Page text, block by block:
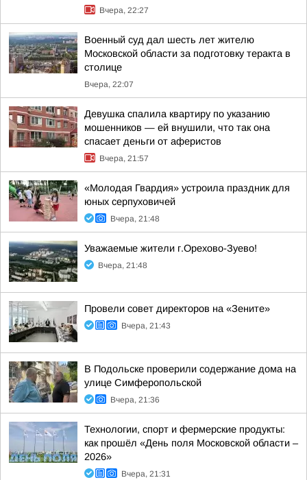
Вчера, 22:27
Военный суд дал шесть лет жителю
Московской области за подготовку теракта в
столице
Вчера, 22:07
Девушка спалила квартиру по указанию
мошенников — ей внушили, что так она
спасает деньги от аферистов
Вчера, 21:57
«Молодая Гвардия» устроила праздник для
юных серпуховичей
Вчера, 21:48
Уважаемые жители г.Орехово-Зуево!
Вчера, 21:48
Провели совет директоров на «Зените»
Вчера, 21:43
В Подольске проверили содержание дома на
улице Симферопольской
Вчера, 21:36
Технологии, спорт и фермерские продукты:
как прошёл «День поля Московской области –
2026»
Вчера, 21:31